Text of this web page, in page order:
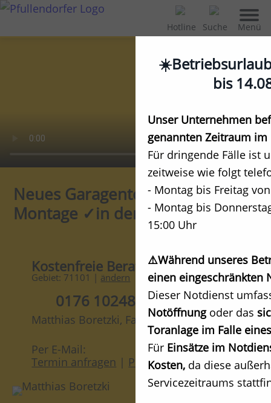
Hotline Suche Menü
Neues Garagentor kaufen ✓mit
Montage ✓in der Nähe!
Kostenfreie Beratung
Gebiet: 71101 | ändern
0176 10248247
Matthias Boretzki, Fachberater
Per E-Mail:
Termin anfragen | Preis anfragen
bis
Unser Unternehmen
genannten Zeitraum
Für dringende Fälle ist
zeitweise wie folgt
- Montag bis Freitag
- Montag bis
15:00 Uhr
⚠️Während unseres
einen eingeschränkten
Dieser Notdienst
Notöffnung oder das
Toranlage im Falle
Für Einsätze im
Kosten, da diese
Servicezeitraums